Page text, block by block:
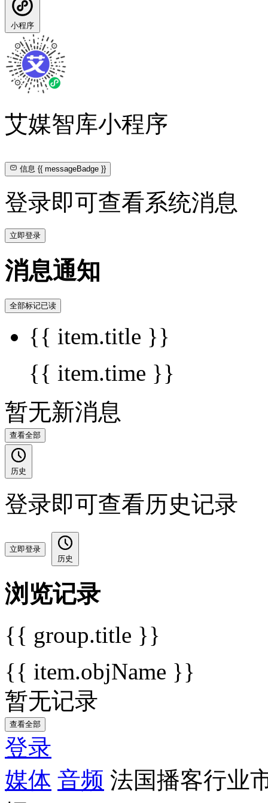
小程序
艾媒智库小程序
信息{{ messageBadge }}
登录即可查看系统消息
立即登录
消息通知
全部标记已读
{{ item.title }}
{{ item.time }}
暂无新消息
查看全部
历史
登录即可查看历史记录
立即登录
历史
浏览记录
{{ group.title }}
{{ item.objName }}
暂无记录
查看全部
登录
媒体 音频 法国播客行业